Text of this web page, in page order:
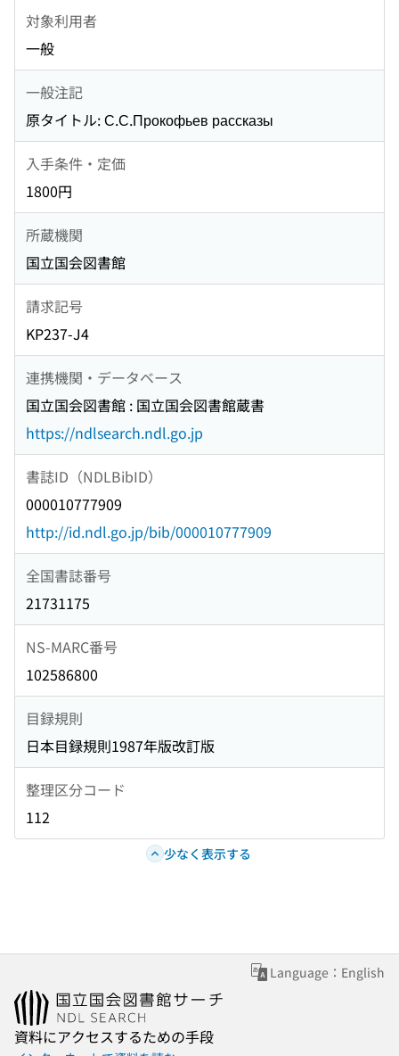
対象利用者
一般
一般注記
原タイトル: С.С.Прокофьев рассказы
入手条件・定価
1800円
所蔵機関
国立国会図書館
請求記号
KP237-J4
連携機関・データベース
国立国会図書館 : 国立国会図書館蔵書
https://ndlsearch.ndl.go.jp
書誌ID（NDLBibID）
000010777909
http://id.ndl.go.jp/bib/000010777909
全国書誌番号
21731175
NS-MARC番号
102586800
目録規則
日本目録規則1987年版改訂版
整理区分コード
112
少なく表示する
Language：English
資料にアクセスするための手段